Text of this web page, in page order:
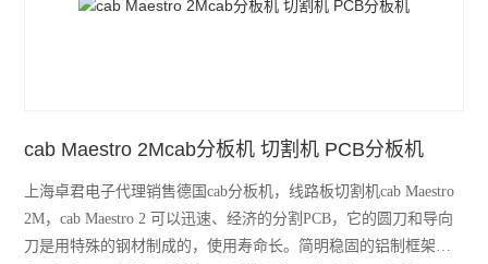
cab Maestro 2Mcab分板机 切割机 PCB分板机
上海卓君电子代理销售德国cab分板机，线路板切割机cab Maestro
2M，cab Maestro 2 可以迅速、经济的分割PCB，它的圆刀和导向
刀是用特殊的钢材制成的，使用寿命长。简明稳固的铝制框架占